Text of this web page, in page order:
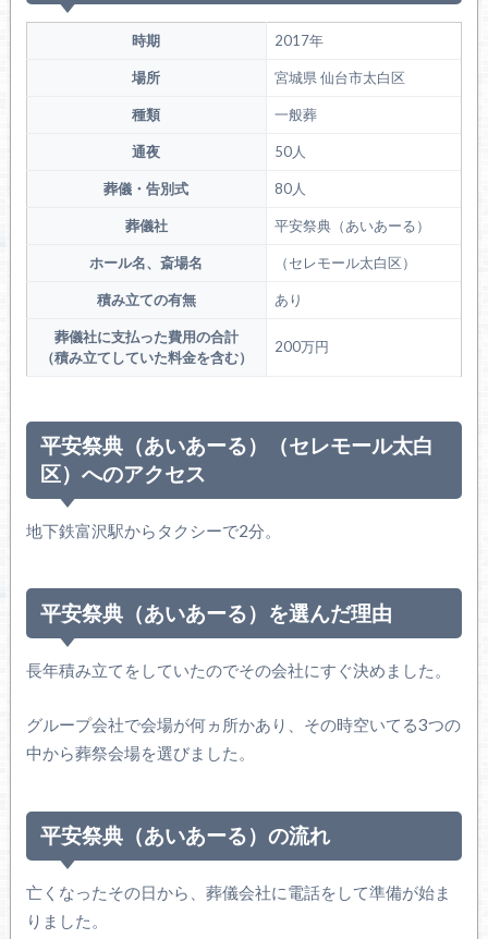
時期 2017年
場所 宮城県 仙台市太白区
種類 一般葬
通夜 50人
葬儀・告別式 80人
葬儀社 平安祭典（あいあーる）
ホール名、斎場名 （セレモール太白区）
積み立ての有無 あり
葬儀社に支払った費用の合計
（積み立てしていた料金を含む）
200万円
平安祭典（あいあーる）（セレモール太白
区）へのアクセス
地下鉄富沢駅からタクシーで2分。
平安祭典（あいあーる）を選んだ理由
長年積み立てをしていたのでその会社にすぐ決めました。
グループ会社で会場が何ヵ所かあり、その時空いてる3つの
中から葬祭会場を選びました。
平安祭典（あいあーる）の流れ
亡くなったその日から、葬儀会社に電話をして準備が始ま
りました。